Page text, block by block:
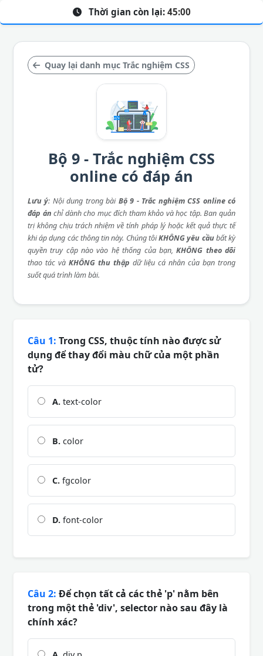
Quay lại danh mục Trắc nghiệm CSS
Bộ 9 - Trắc nghiệm CSS
online có đáp án
Lưu ý: Nội dung trong bài Bộ 9 - Trắc nghiệm CSS online có
đáp án chỉ dành cho mục đích tham khảo và học tập. Ban quản
trị không chịu trách nhiệm về tính pháp lý hoặc kết quả thực tế
khi áp dụng các thông tin này. Chúng tôiKHÔNG yêu cầubất kỳ
quyền truy cập nào vào hệ thống của bạn,KHÔNG theo dõi
thao tác và KHÔNG thu thập dữ liệu cá nhân của bạn trong
suốt quá trình làm bài.
Thời gian còn lại: 45:00
Câu 1: Trong CSS, thuộc tính nào được sử
dụng để thay đổi màu chữ của một phần
tử?
A. text-color
B. color
C. fgcolor
D. font-color
Câu 2: Để chọn tất cả các thẻ 'p' nằm bên
trong một thẻ 'div', selector nào sau đây là
chính xác?